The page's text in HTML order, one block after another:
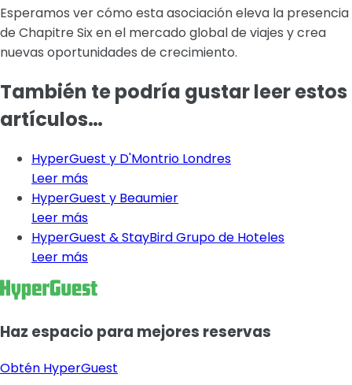
Esperamos ver cómo esta asociación eleva la presencia
de Chapitre Six en el mercado global de viajes y crea
nuevas oportunidades de crecimiento.
También te podría gustar leer estos
artículos…
HyperGuest y D'Montrio Londres
Leer más
HyperGuest y Beaumier
Leer más
HyperGuest & StayBird Grupo de Hoteles
Leer más
Haz espacio para mejores reservas
Obtén HyperGuest